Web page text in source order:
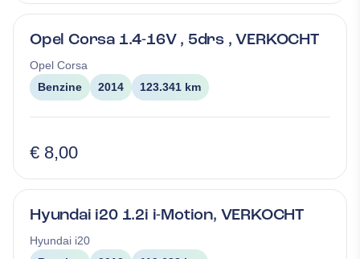
Opel Corsa 1.4-16V , 5drs , VERKOCHT
Opel Corsa
Benzine
2014 123.341 km
€ 8,00
Hyundai i20 1.2i i-Motion, VERKOCHT
Hyundai i20